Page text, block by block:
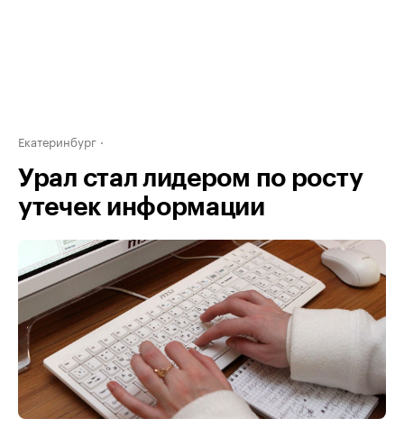
Екатеринбург
Урал стал лидером по росту
утечек информации